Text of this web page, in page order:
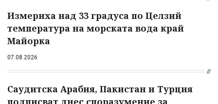
Измериха над 33 градуса по Целзий
температура на морската вода край
Майорка
07.08.2026
Саудитска Арабия, Пакистан и Турция